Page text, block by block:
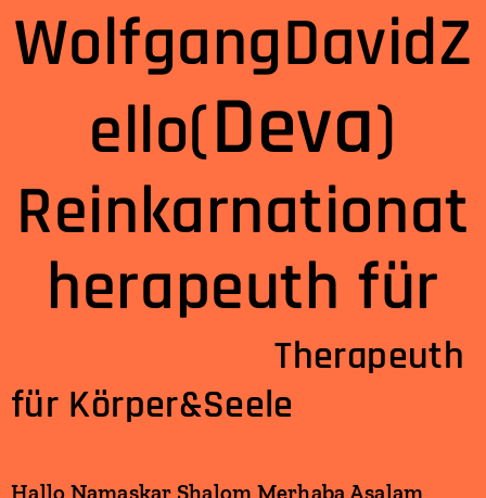
WolfgangDavidZ
ello(Deva)
Reinkarnationat
herapeuth für
Therapeuth
für Körper&Seele
Hallo Namaskar Shalom Merhaba Asalam